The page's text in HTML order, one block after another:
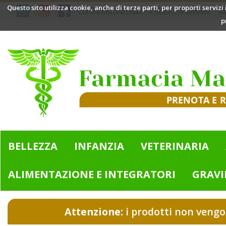
Passa
Questo sito utilizza cookie, anche di terze parti, per proporti
I NOSTRI SERVIZI I NOSTRI ORARI
Mazzini
Bologna
BELLEZZA INFANZIA VETERINARIA
ALIMENTAZIONE E INTEGRATORI
Attenzione: i prodotti non